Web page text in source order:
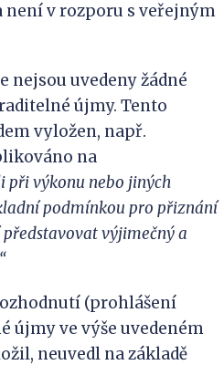
není v rozporu s veřejným
nejsou uvedeny žádné
újmy. Tento
vyložen, např.
na
při výkonu nebo jiných
podmínkou pro přiznání
představovat výjimečný a
“
(prohlášení
újmy ve výše uvedeném
neuvedl na základě